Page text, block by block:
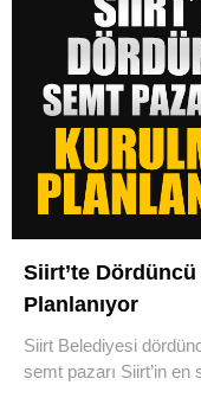
Siirt’te Dördüncü
Planlanıyor
Siirt Belediyesi
semt pazarı Siirt’in